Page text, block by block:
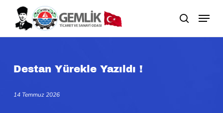
main
search
Destan Yürekle Yazıldı !
14 Temmuz 2026